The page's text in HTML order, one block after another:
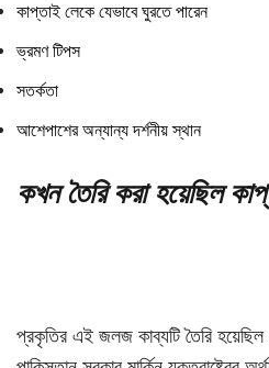
কাপ্তাই লেকে যেভাবে ঘুরতে পারেন
ভ্রমণ টিপস
সতর্কতা
আশেপাশের অন্যান্য দর্শনীয় স্থান
কখন তৈরি করা হয়েছিল
প্রকৃতির এই জলজ কাব্যটি তৈরি